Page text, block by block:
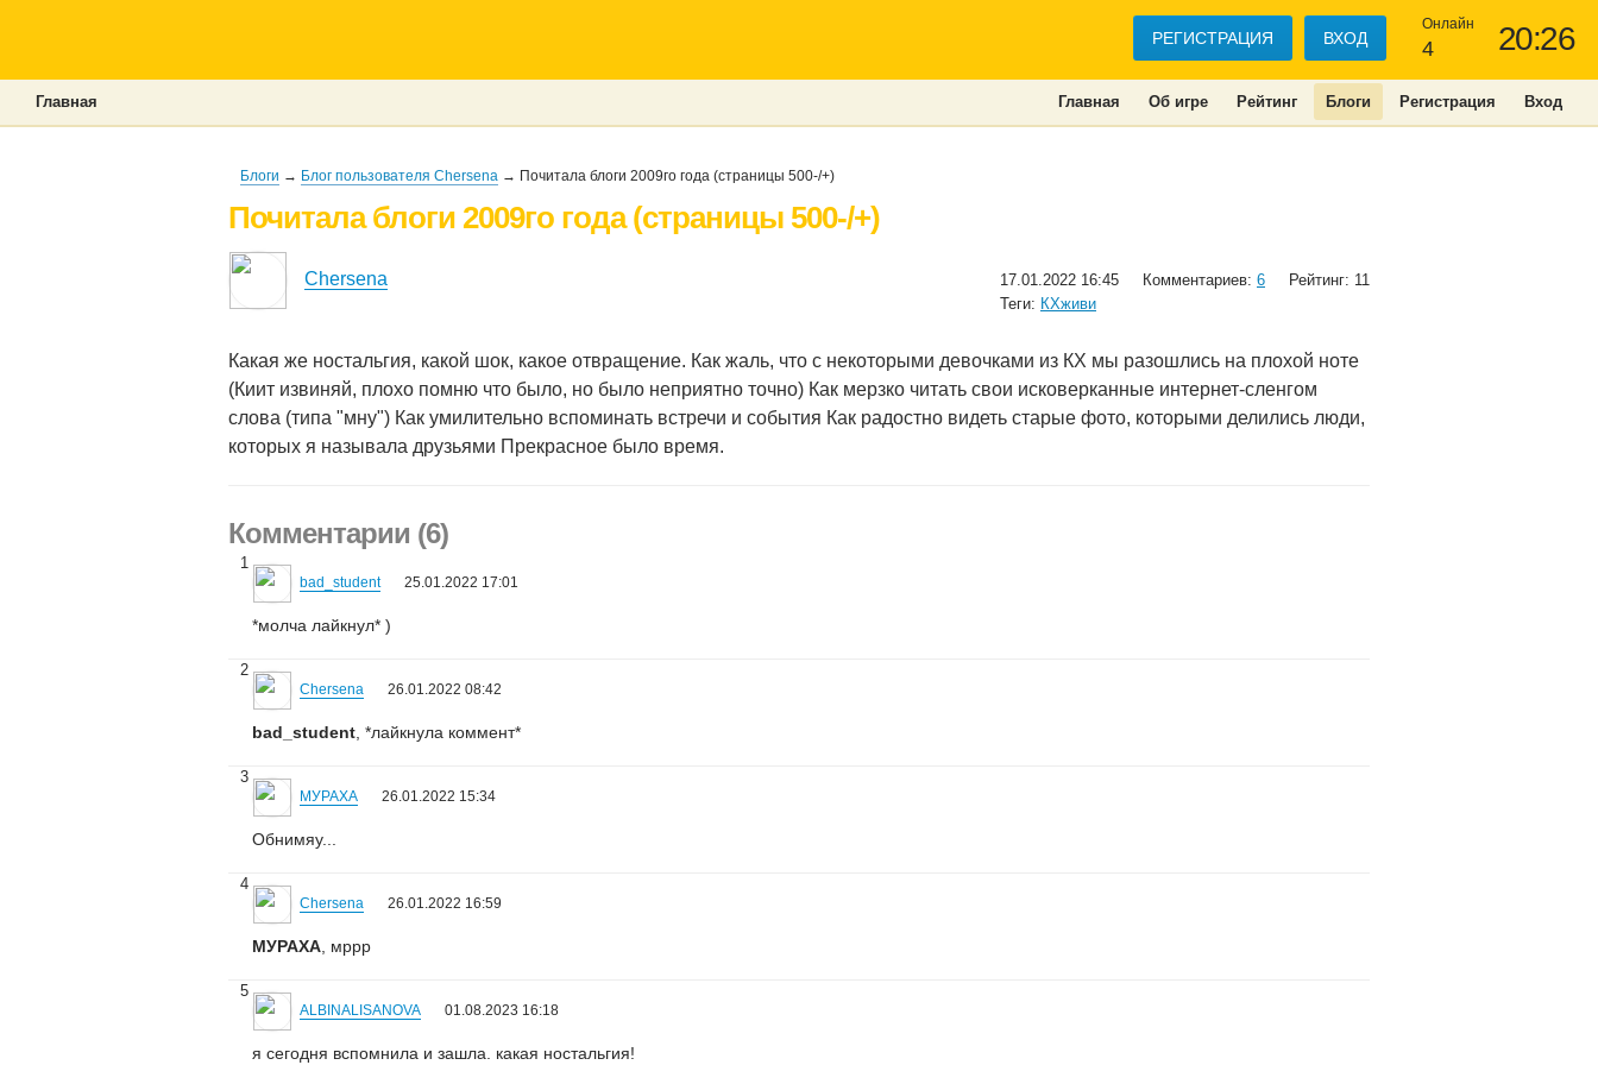
20:26
Онлайн
4
РЕГИСТРАЦИЯ ВХОД
Главная Об игре Рейтинг Блоги Регистрация Вход
Главная
Блоги → Блог пользователя Chersena → Почитала блоги 2009го года (страницы 500-/+)
Почитала блоги 2009го года (страницы 500-/+)
Chersena 17.01.2022 16:45 Комментариев: 6
Рейтинг: 11
Теги: КХживи
Какая же ностальгия, какой шок, какое отвращение. Как жаль, что с некоторыми девочками из КХ мы разошлись на плохой ноте
(Киит извиняй, плохо помню что было, но было неприятно точно) Как мерзко читать свои исковерканные интернет-сленгом
слова (типа "мну") Как умилительно вспоминать встречи и события Как радостно видеть старые фото, которыми делились люди,
которых я называла друзьями Прекрасное было время.
Комментарии (6)
1
bad_student 25.01.2022 17:01
*молча лайкнул* )
2
Chersena 26.01.2022 08:42
bad_student , *лайкнула коммент*
3
МУРАХА 26.01.2022 15:34
Обнимяу...
4
Chersena 26.01.2022 16:59
МУРАХА , мррр
5
ALBINALISANOVA 01.08.2023 16:18
я сегодня вспомнила и зашла. какая ностальгия!